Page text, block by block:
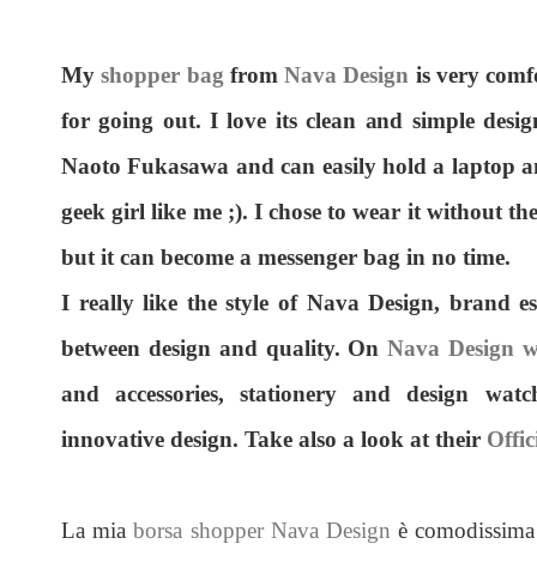
Myshopper bag fromNava Design is very
for going out. I love its clean and simple
Naoto Fukasawa and can easily hold a laptop
geek girl like me ;). I chose to wear it without
but it can become a messenger bag in no time.
I really like the style of Nava Design, brand
between design and quality. OnNava Design
and accessories, stationery and design
innovative design. Take also a look at their
La miaborsa shopper Nava Design è